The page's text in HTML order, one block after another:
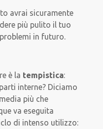
avrai sicuramente
più pulito il tuo
in futuro.
è la tempistica:
interne? Diciamo
più che
va eseguita
di intenso utilizzo: